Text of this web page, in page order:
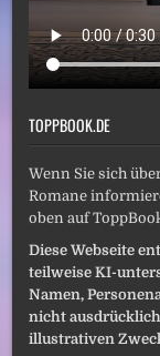
TOPPBOOK.DE
Wenn Sie sich
Romane
oben auf
Diese Webseite
teilweise KI-
Namen,
nicht
illustrativen